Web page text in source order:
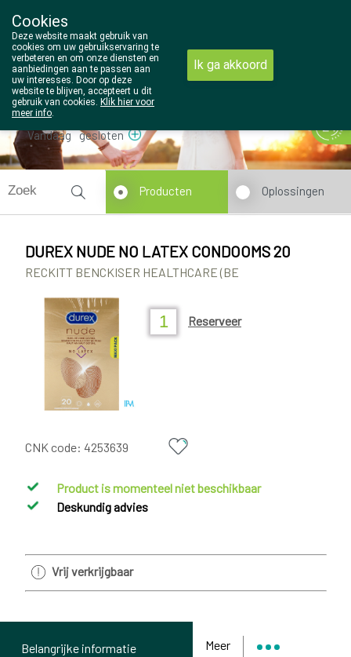
014/810298
Vandaag gesloten
Producten Oplossingen
DUREX NUDE NO LATEX CONDOOMS 20
RECKITT BENCKISER HEALTHCARE (BE
Reserveer
CNK code: 4253639
Product is momenteel niet beschikbaar
Deskundig advies
Vrij verkrijgbaar
Meer
Belangrijke informatie
Cookies
Deze website maakt gebruik van
cookies om uw gebruikservaring te
verbeteren en om onze diensten en
aanbiedingen aan te passen aan
uw interesses. Door op deze
website te blijven, accepteert u dit
gebruik van cookies. Klik hier voor
meer info.
Ik ga akkoord